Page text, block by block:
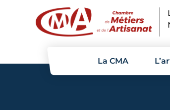
La CMA
Panneau de gestion des cookies